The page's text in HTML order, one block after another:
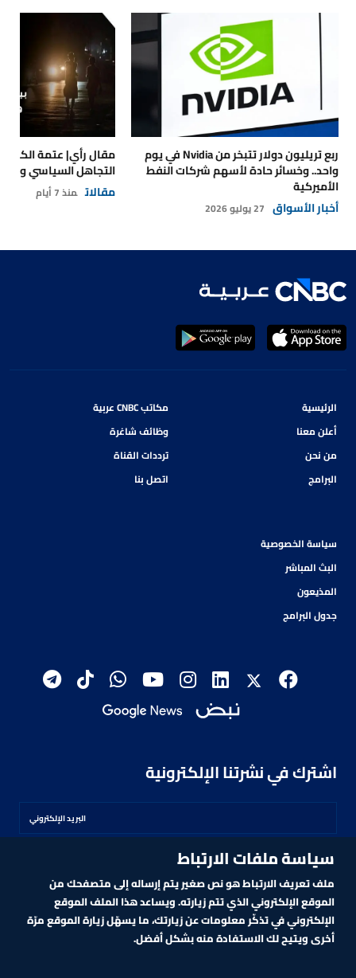
ربع تريليون دولار تتبخر من Nvidia في يوم
واحد.. وخسائر حادة لأسهم شركات النفط
الأميركية
أخبار الأسواق 27 يوليو 2026
مقال رأي| عتمة
التجاهل السياسي
مقالات منذ 7 أيام
الرئيسية
أعلن معنا
من نحن
البرامج
مكاتب CNBC عربية
وظائف شاغرة
ترددات القناة
اتصل بنا
سياسة الخصوصية
البث المباشر
المذيعون
جدول البرامج
اشترك في نشرتنا الإلكترونية
اشترك
سياسة ملفات الارتباط
ملف تعريف الارتباط هو نص صغير يتم إرساله إلى متصفحك من
الموقع الإلكتروني الذي تتم زيارته. ويساعد هذا الملف الموقع
الإلكتروني في تذكّر معلومات عن زيارتك، ما يسهّل زيارة الموقع مرّة
أخرى ويتيح لك الاستفادة منه بشكل أفضل.